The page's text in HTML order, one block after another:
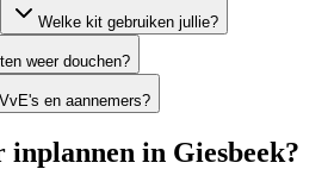
Welke kit gebruiken jullie?
weer douchen?
en aannemers?
inplannen in Giesbeek?